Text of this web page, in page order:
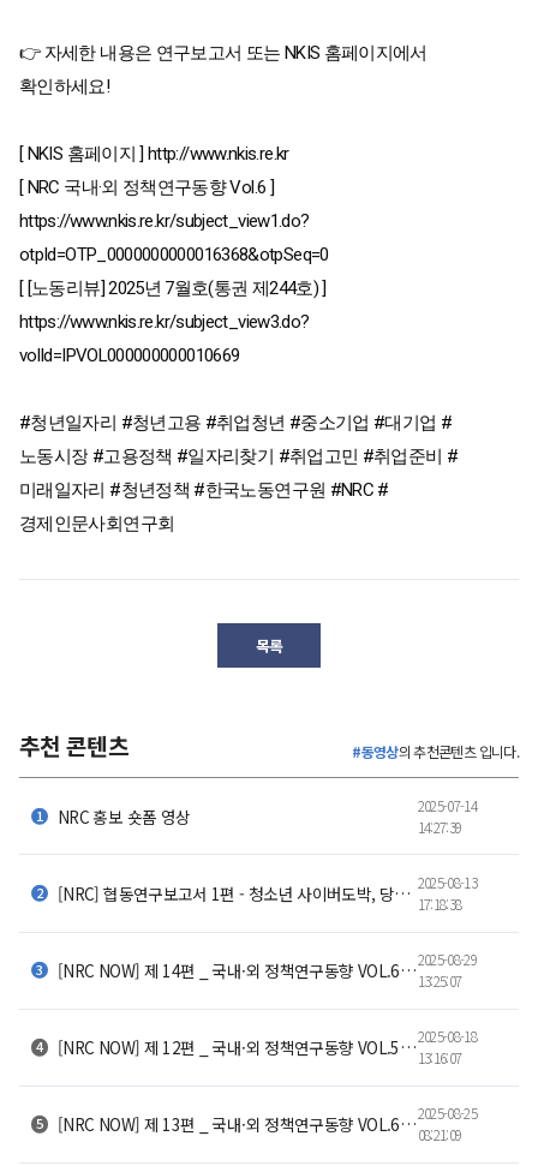
👉 자세한 내용은 연구보고서 또는 NKIS 홈페이지에서
확인하세요!
[ NKIS 홈페이지 ] http://www.nkis.re.kr
[ NRC 국내·외 정책연구동향 Vol.6 ]
https://www.nkis.re.kr/subject_view1.do?
otpId=OTP_0000000000016368&otpSeq=0
[ [노동리뷰] 2025년 7월호(통권 제244호) ]
https://www.nkis.re.kr/subject_view3.do?
volId=IPVOL000000000010669
#청년일자리 #청년고용 #취업청년 #중소기업 #대기업 #
노동시장 #고용정책 #일자리찾기 #취업고민 #취업준비 #
미래일자리 #청년정책 #한국노동연구원 #NRC #
경제인문사회연구회
목록
추천 콘텐츠 #동영상의 추천콘텐츠 입니다.
NRC 홍보 숏폼 영상
2025-07-14
14:27:39
[NRC] 협동연구보고서 1편 - 청소년 사이버도박, 당신은 얼마나 알고 계신가요? 2025-08-13
17:18:38
[NRC NOW] 제 14편 _ 국내·외 정책연구동향 VOL.6 | ✈조류충돌 급증! 자연과 항공안전, 공존할 수 있을까?2025-08-29
13:25:07
[NRC NOW] 제 12편 _ 국내·외 정책연구동향 VOL.5 | 💸 4조 6천억 원의 이동, 🏥 아픔 몸을 싣고 서울로 떠나는 환자들2025-08-18
13:16:07
[NRC NOW] 제 13편 _ 국내·외 정책연구동향 VOL.6 | 🔋 산업AI 시대의 전력 해법, SMR이 온다! 🌍🤖2025-08-25
08:21:09